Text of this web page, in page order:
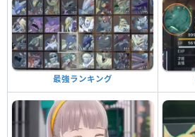
最強ランキング